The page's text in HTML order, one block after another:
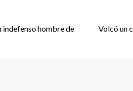
indefenso hombre de
Volcó un